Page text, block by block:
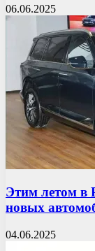
06.06.2025
Этим летом в
новых
04.06.2025